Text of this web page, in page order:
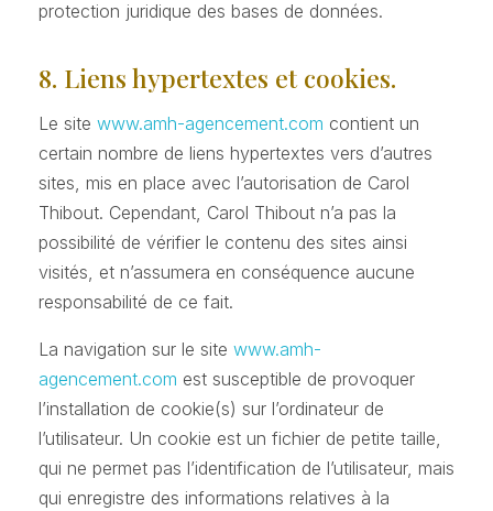
protection juridique des bases de données.
8. Liens hypertextes et cookies.
Le site www.amh-agencement.com contient un
certain nombre de liens hypertextes vers d’autres
sites, mis en place avec l’autorisation de Carol
Thibout. Cependant, Carol Thibout n’a pas la
possibilité de vérifier le contenu des sites ainsi
visités, et n’assumera en conséquence aucune
responsabilité de ce fait.
La navigation sur le site www.amh-
agencement.com est susceptible de provoquer
l’installation de cookie(s) sur l’ordinateur de
l’utilisateur. Un cookie est un fichier de petite taille,
qui ne permet pas l’identification de l’utilisateur, mais
qui enregistre des informations relatives à la